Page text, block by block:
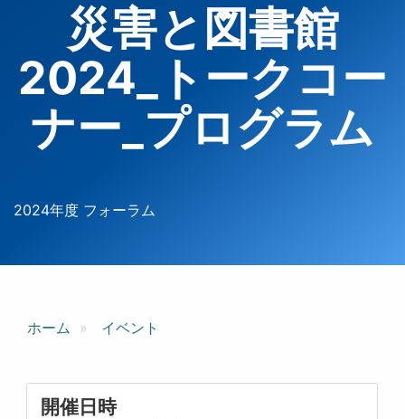
災害と図書館
2024_トークコー
ナー_プログラム
2024年度 フォーラム
ホーム イベント
開催日時